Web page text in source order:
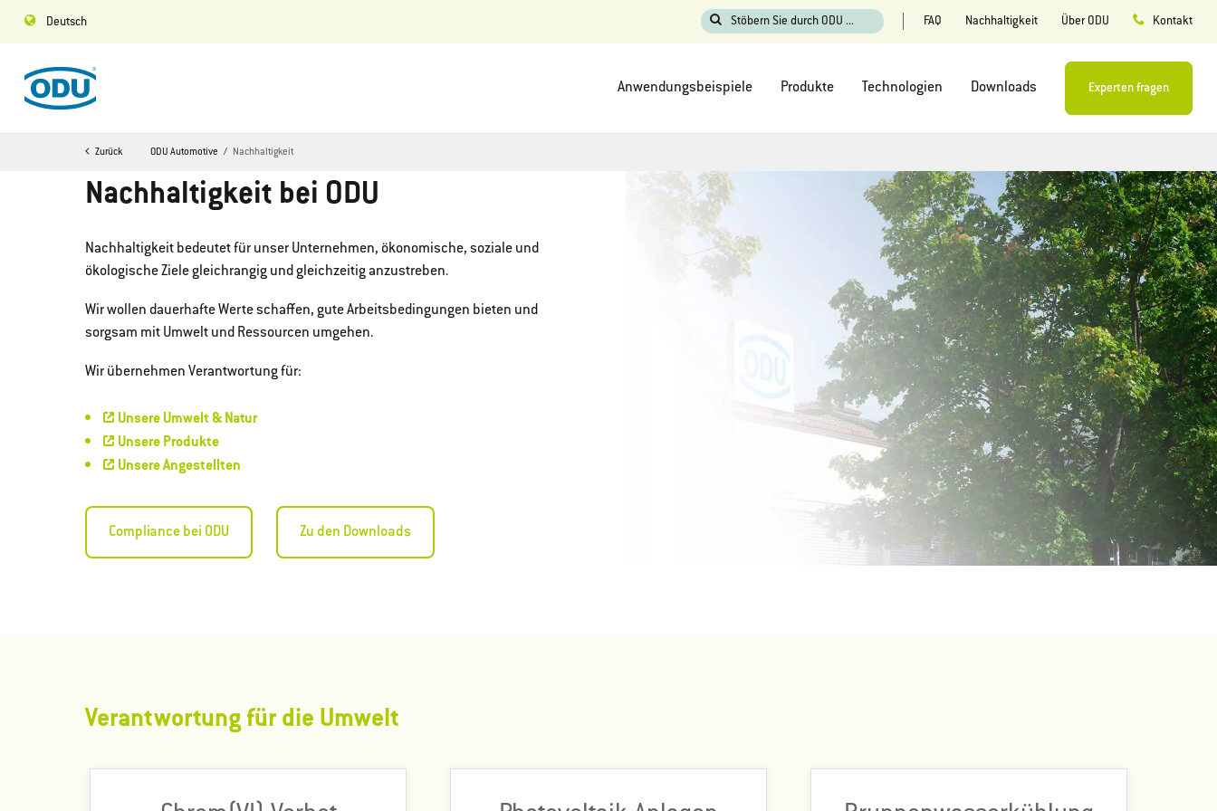
Deutsch Stöbern Sie durch ODU ... FAQ Nachhaltigkeit Über ODU Kontakt
Anwendungsbeispiele Produkte Technologien Downloads Experten fragen
Zurück ODU Automotive Nachhaltigkeit
Nachhaltigkeit bei ODU
Nachhaltigkeit bedeutet für unser Unternehmen, ökonomische, soziale und
ökologische Ziele gleichrangig und gleichzeitig anzustreben.
Wir wollen dauerhafte Werte schaffen, gute Arbeitsbedingungen bieten und
sorgsam mit Umwelt und Ressourcen umgehen.
Wir übernehmen Verantwortung für:
Unsere Umwelt & Natur
Unsere Produkte
Unsere Angestellten
Compliance bei ODU Zu den Downloads
Verantwortung für die Umwelt